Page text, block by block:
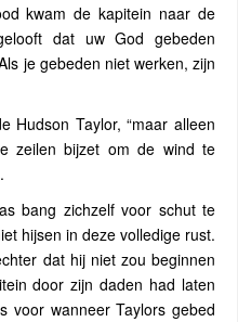
kwam de kapitein naar de
dat uw God gebeden
je gebeden niet werken, zijn
Hudson Taylor, “maar alleen
zeilen bijzet om de wind te
bang zichzelf voor schut te
hijsen in deze volledige rust.
dat hij niet zou beginnen
door zijn daden had laten
voor wanneer Taylors gebed